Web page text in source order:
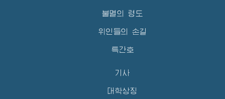
불멸의 령도
위인들의 손길
특간호
기사
대학상징